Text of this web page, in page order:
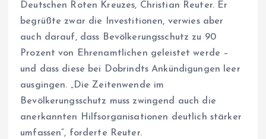
Deutschen Roten Kreuzes, Christian Reuter. Er
begrüßte zwar die Investitionen, verwies aber
auch darauf, dass Bevölkerungsschutz zu 90
Prozent von Ehrenamtlichen geleistet werde –
und dass diese bei Dobrindts Ankündigungen leer
ausgingen. „Die Zeitenwende im
Bevölkerungsschutz muss zwingend auch die
anerkannten Hilfsorganisationen deutlich stärker
umfassen“, forderte Reuter.